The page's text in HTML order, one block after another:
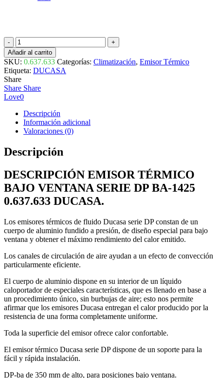
EMISOR
TÉRMICO
BAJO
VENTANA
SERIE
DP
BA-
1425
0.637.633
DUCASA
cantidad
Añadir al carrito
SKU: 0.637.633 Categorías: Climatización, Emisor Térmico
Etiqueta: DUCASA
Share
Share Share
Love0
Descripción
Información adicional
Valoraciones (0)
Descripción
DESCRIPCIÓN EMISOR TÉRMICO
BAJO VENTANA SERIE DP BA-1425
0.637.633 DUCASA.
Los emisores térmicos de fluido Ducasa serie DP constan de un
cuerpo de aluminio fundido a presión, de diseño especial para bajo
ventana y obtener el máximo rendimiento del calor emitido.
Los canales de circulación de aire ayudan a un efecto de convección
particularmente eficiente.
El cuerpo de aluminio dispone en su interior de un líquido
caloportador de especiales características, que es llenado en base a
un procedimiento único, sin burbujas de aire; esto nos permite
afirmar que los emisores Ducasa entregan el calor producido por la
resistencia de una forma completamente uniforme.
Toda la superficie del emisor ofrece calor confortable.
El emisor térmico Ducasa serie DP dispone de un soporte para la
fácil y rápida instalación.
DP-ba de 350 mm de alto, para posiciones bajo ventana.